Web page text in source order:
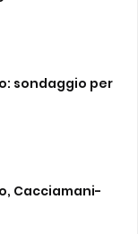
sondaggio per
Cacciamani-